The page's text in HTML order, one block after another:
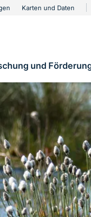
Karten und Daten
und